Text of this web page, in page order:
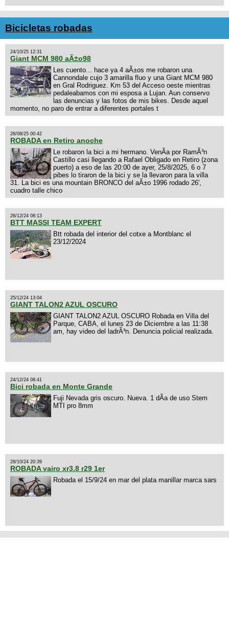
Bicicletas robadas
24/10/25 12:31
Giant MCM 980 aÃ±o98
Les cuento... hace ya 4 aÃ±os me robaron una
Cannondale cujo 3 amarilla fluo y una Giant MCM 980
en Gral Rodriguez. Km 53 del Acceso oeste mientras
pedaleabamos con mi esposa a Lujan. Aun conservo
las denuncias y las fotos de mis bikes. Desde aquel
momento, no paro de entrar a diferentes portales t
26/08/25 00:42
ROBADA en Retiro anoche
Le robaron la bici a mi hermano. VenÃ­a por RamÃ³n
Castillo casi llegando a Rafael Obligado en Retiro (zona
puerto) a eso de las 20:00 de ayer, 25/8/2025, 6 o 7
pibes lo tiraron de la bici y se la llevaron para la villa
31. La bici es una mountain BRONCO del aÃ±o 1996 rodado 26',
cuadro talle chico
26/12/24 08:13
BTT MASSI TEAM EXPERT
Btt robada del interior del cotxe a Montblanc el
23/12/2024
25/12/24 13:04
GIANT TALON2 AZUL OSCURO
GIANT TALON2 AZUL OSCURO Robada en Villa del
Parque, CABA, el lunes 23 de Diciembre a las 11:38
am, hay video del ladrÃ³n. Denuncia policial realizada.
24/12/24 08:41
Bici robada en Monte Grande
Fuji Nevada gris oscuro. Nueva. 1 dÃ­a de uso Stem
MTI pro 8mm
28/10/24 20:39
ROBADA vairo xr3.8 r29 1er
Robada el 15/9/24 en mar del plata manillar marca sars